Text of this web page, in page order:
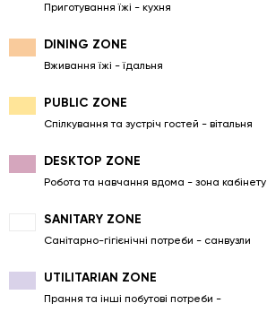
Приготування їжі - кухня
DINING ZONE
Вживання їжі - їдальня
PUBLIC ZONE
Спілкування та зустріч гостей - вітальня
DESKTOP ZONE
Робота та навчання вдома - зона кабінету
SANITARY ZONE
Санітарно-гігієнічні потреби - санвузли
UTILITARIAN ZONE
Прання та інші побутові потреби -